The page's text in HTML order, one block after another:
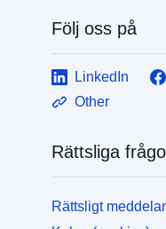
Följ oss på
LinkedIn
Other
Rättsliga
Rättsligt